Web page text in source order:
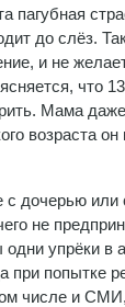
па­губная
до слёз.
и не
что
Мама
возраста
с дочерью
не
одни упрёки в
при попытке
числе и